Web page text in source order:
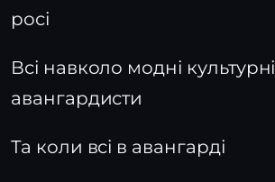
росі
Всі навколо модні культурні
авангардисти
Та коли всі в авангарді